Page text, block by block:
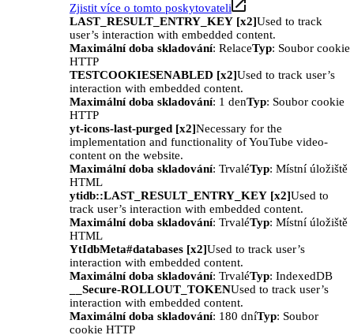
Zjistit více o tomto poskytovateli
LAST_RESULT_ENTRY_KEY [x2]Used to track
user’s interaction with embedded content.
Maximální doba skladování: RelaceTyp: Soubor cookie
HTTP
TESTCOOKIESENABLED [x2]Used to track user’s
interaction with embedded content.
Maximální doba skladování: 1 denTyp: Soubor cookie
HTTP
yt-icons-last-purged [x2]Necessary for the
implementation and functionality of YouTube video-
content on the website.
Maximální doba skladování: TrvaléTyp: Místní úložiště
HTML
ytidb::LAST_RESULT_ENTRY_KEY [x2]Used to
track user’s interaction with embedded content.
Maximální doba skladování: TrvaléTyp: Místní úložiště
HTML
YtIdbMeta#databases [x2]Used to track user’s
interaction with embedded content.
Maximální doba skladování: TrvaléTyp: IndexedDB
__Secure-ROLLOUT_TOKENUsed to track user’s
interaction with embedded content.
Maximální doba skladování: 180 dníTyp: Soubor
cookie HTTP